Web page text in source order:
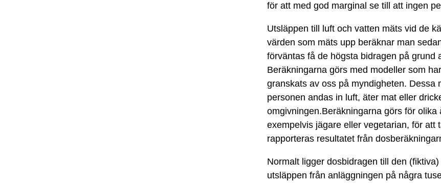
för att med god marginal se till att ingen
Utsläppen till luft och vatten mäts vid de
värden som mäts upp beräknar man
förväntas få de högsta bidragen på grund
Beräkningarna görs med modeller som
granskats av oss på myndigheten. Dessa
personen andas in luft, äter mat eller
omgivningen.Beräkningarna görs för
exempelvis jägare eller vegetarian, för att
rapporteras resultatet från
Normalt ligger dosbidragen till den
utsläppen från anläggningen på några